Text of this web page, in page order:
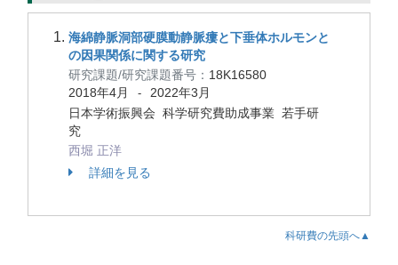
海綿静脈洞部硬膜動静脈瘻と下垂体ホルモンと
の因果関係に関する研究
研究課題/研究課題番号： 18K16580
2018年4月
-
2022年3月
日本学術振興会 科学研究費助成事業 若手研
究
西堀 正洋
詳細を見る
科研費の先頭へ▲